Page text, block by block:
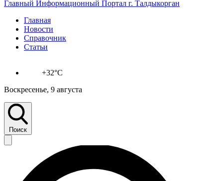
Главный Информационный Портал г. Талдыкорган
Главная
Новости
Справочник
Статьи
+32°C
Воскресенье, 9 августа
Поиск